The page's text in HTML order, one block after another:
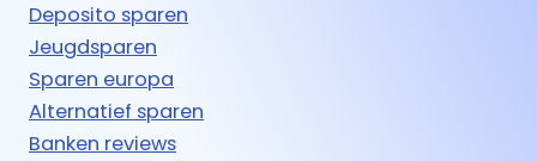
Deposito sparen
Jeugdsparen
Sparen europa
Alternatief sparen
Banken reviews